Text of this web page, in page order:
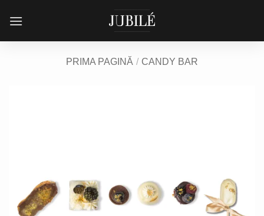
PRIMA PAGINĂ / CANDY BAR